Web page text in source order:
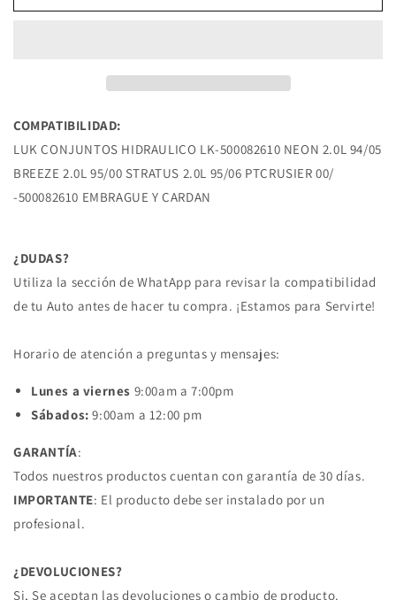
2.0L
95/06
PTCRUSIER
00/
CHRYSLER
95/00
95/06
PTCRUSIER
00/
CHRYSLER
COMPATIBILIDAD:
LUK CONJUNTOS HIDRAULICO LK-500082610 NEON 2.0L 94/05
BREEZE 2.0L 95/00 STRATUS 2.0L 95/06 PTCRUSIER 00/
-500082610 EMBRAGUE Y CARDAN
¿DUDAS?
Utiliza la sección de WhatApp para revisar la compatibilidad
de tu Auto antes de hacer tu compra. ¡Estamos para Servirte!
Horario de atención a preguntas y mensajes:
Lunes a viernes 9:00am a 7:00pm
Sábados: 9:00am a 12:00 pm
GARANTÍA:
Todos nuestros productos cuentan con garantía de 30 días.
IMPORTANTE: El producto debe ser instalado por un
profesional.
¿DEVOLUCIONES?
Si, Se aceptan las devoluciones o cambio de producto.